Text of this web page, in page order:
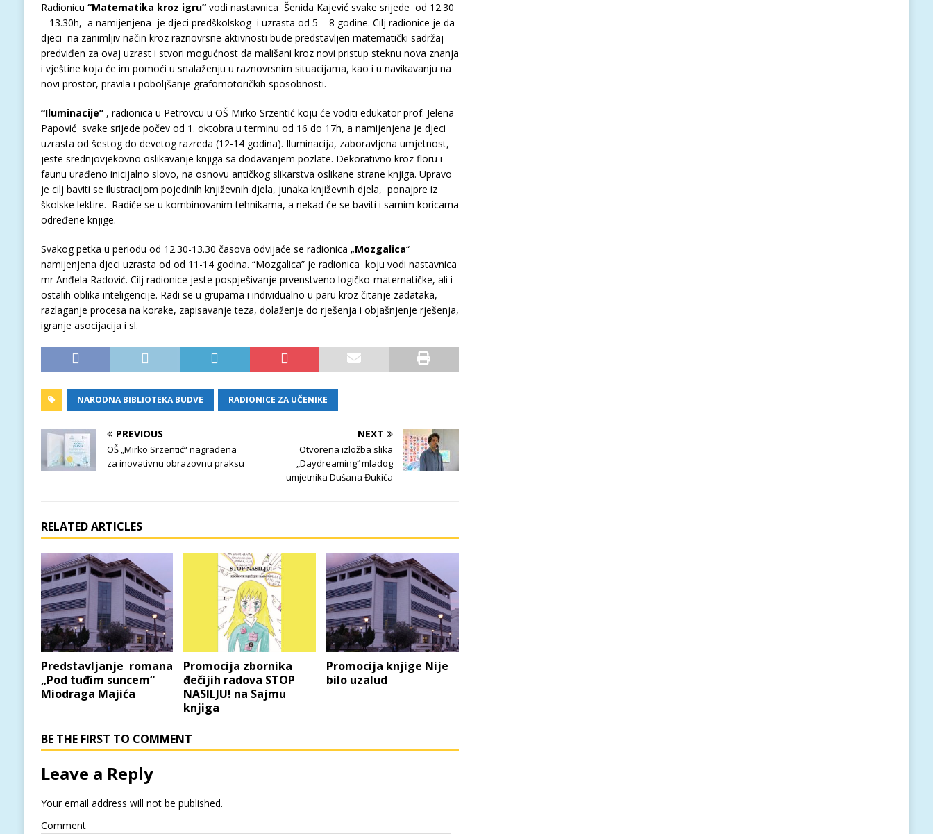
Radionicu “Matematika kroz igru”vodi nastavnica Šenida Kajević svake srijede od 12.30
– 13.30h, a namijenjena je djeci predškolskog i uzrasta od 5 – 8 godine. Cilj radionice je da
djeci na zanimljiv način kroz raznovrsne aktivnosti bude predstavljen matematički sadržaj
predviđen za ovaj uzrast i stvori mogućnost da mališani kroz novi pristup steknu nova znanja
i vještine koja će im pomoći u snalaženju u raznovrsnim situacijama, kao i u navikavanju na
novi prostor, pravila i poboljšanje grafomotoričkih sposobnosti.
“Iluminacije”, radionica u Petrovcu u OŠ Mirko Srzentić koju će voditi edukator prof. Jelena
Papović svake srijede počev od 1. oktobra u terminu od 16 do 17h, a namijenjena je djeci
uzrasta od šestog do devetog razreda (12-14 godina). Iluminacija, zaboravljena umjetnost,
jeste srednjovjekovno oslikavanje knjiga sa dodavanjem pozlate. Dekorativno kroz floru i
faunu urađeno inicijalno slovo, na osnovu antičkog slikarstva oslikane strane knjiga. Upravo
je cilj baviti se ilustracijom pojedinih književnih djela, junaka književnih djela, ponajpre iz
školske lektire. Radiće se u kombinovanim tehnikama, a nekad će se baviti i samim koricama
određene knjige.
Svakog petka u periodu od 12.30-13.30 časova odvijaće se radionica „Mozgalica“
namijenjena djeci uzrasta od od 11-14 godina. “Mozgalica” je radionica koju vodi nastavnica
mr Anđela Radović. Cilj radionice jeste pospješivanje prvenstveno logičko-matematičke, ali i
ostalih oblika inteligencije. Radi se u grupama i individualno u paru kroz čitanje zadataka,
razlaganje procesa na korake, zapisavanje teza, dolaženje do rješenja i objašnjenje rješenja,
igranje asocijacija i sl.
NARODNA BIBLIOTEKA BUDVE RADIONICE ZA UČENIKE
PREVIOUS
OŠ „Mirko Srzentić“ nagrađena
za inovativnu obrazovnu praksu
NEXT
Otvorena izložba slika
„Daydreamingˮ mladog
umjetnika Dušana Đukića
RELATED ARTICLES
Predstavljanje romana
„Pod tuđim suncem“
Miodraga Majića
Promocija zbornika
đečijih radova STOP
NASILJU! na Sajmu
knjiga
Promocija knjige Nije
bilo uzalud
BE THE FIRST TO COMMENT
Leave a Reply
Your email address will not be published.
Comment